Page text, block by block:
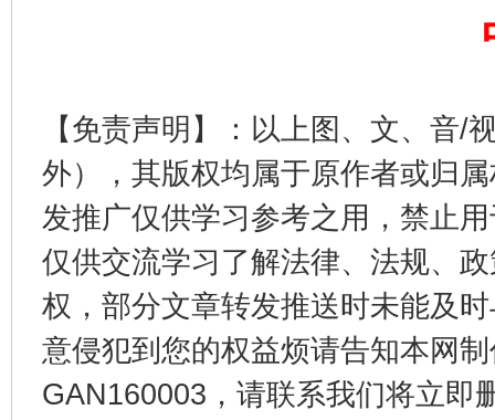
【免责声明】：以上图、文、音/
外），其版权均属于原作者或归
发推广仅供学习参考之用，禁止
仅供交流学习了解法律、法规、
权，部分文章转发推送时未能及
意侵犯到您的权益烦请告知本网
GAN160003，请联系我们将立即
受贿1.44亿！段成刚被判无期 从幼